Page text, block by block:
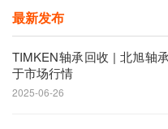
最新发布
​TIMKEN轴承回收 | 北旭轴
于市场行情
2025-06-26